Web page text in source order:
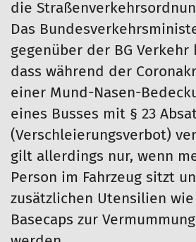
die
Das
gegenüber der BG
dass während der
einer Mund-Nasen-
eines Busses mit § 23
(Verschleierungsverbot)
gilt allerdings nur, wenn
Person im Fahrzeug sitzt
zusätzlichen Utensilien
Basecaps zur